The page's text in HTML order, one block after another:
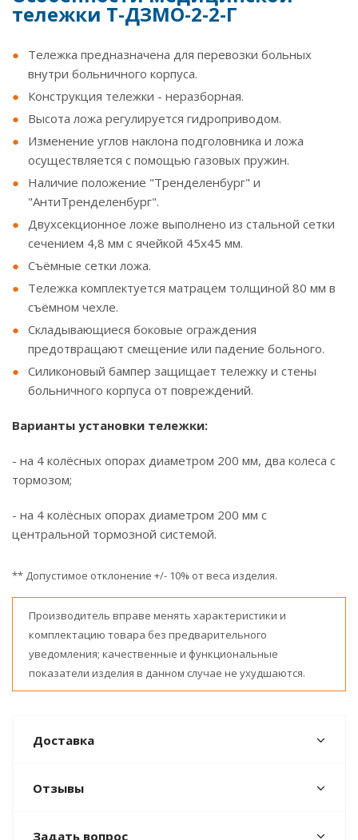
тележки Т-ДЗМО-2-2-Г
Тележка предназначена для перевозки больных
внутри больничного корпуса.
Конструкция тележки - неразборная.
Высота ложа регулируется гидроприводом.
Изменение углов наклона подголовника и ложа
осуществляется с помощью газовых пружин.
Наличие положение "Тренделенбург" и
"АнтиТренделенбург".
Двухсекционное ложе выполнено из стальной сетки
сечением 4,8 мм с ячейкой 45х45 мм.
Съёмные сетки ложа.
Тележка комплектуется матрацем толщиной 80 мм в
съёмном чехле.
Складывающиеся боковые ограждения
предотвращают смещение или падение больного.
Силиконовый бампер защищает тележку и стены
больничного корпуса от повреждений.
Варианты установки тележки:
- на 4 колёсных опорах диаметром 200 мм, два колеса с
тормозом;
- на 4 колёсных опорах диаметром 200 мм с
центральной тормозной системой.
** Допустимое отклонение +/- 10% от веса изделия.
Производитель вправе менять характеристики и
комплектацию товара без предварительного
уведомления; качественные и функциональные
показатели изделия в данном случае не ухудшаются.
Доставка
Отзывы
Задать вопрос